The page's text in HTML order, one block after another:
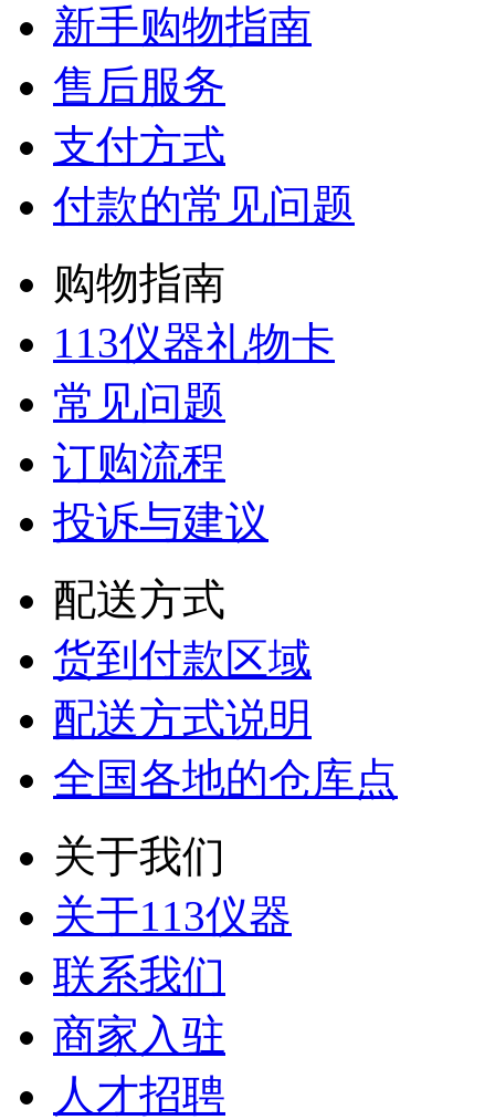
新手购物指南
售后服务
支付方式
付款的常见问题
购物指南
113仪器礼物卡
常见问题
订购流程
投诉与建议
配送方式
货到付款区域
配送方式说明
全国各地的仓库点
关于我们
关于113仪器
联系我们
商家入驻
人才招聘